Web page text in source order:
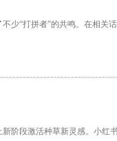
少“打拼者”的共鸣。在相关
阶段激活种草新灵感。小红